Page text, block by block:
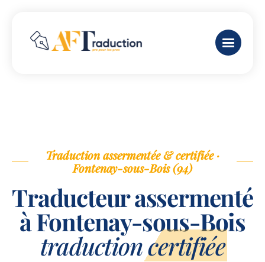
Traduction assermentée & certifiée ·
Fontenay-sous-Bois (94)
Traducteur assermenté
à Fontenay-sous-Bois
traduction certifiée